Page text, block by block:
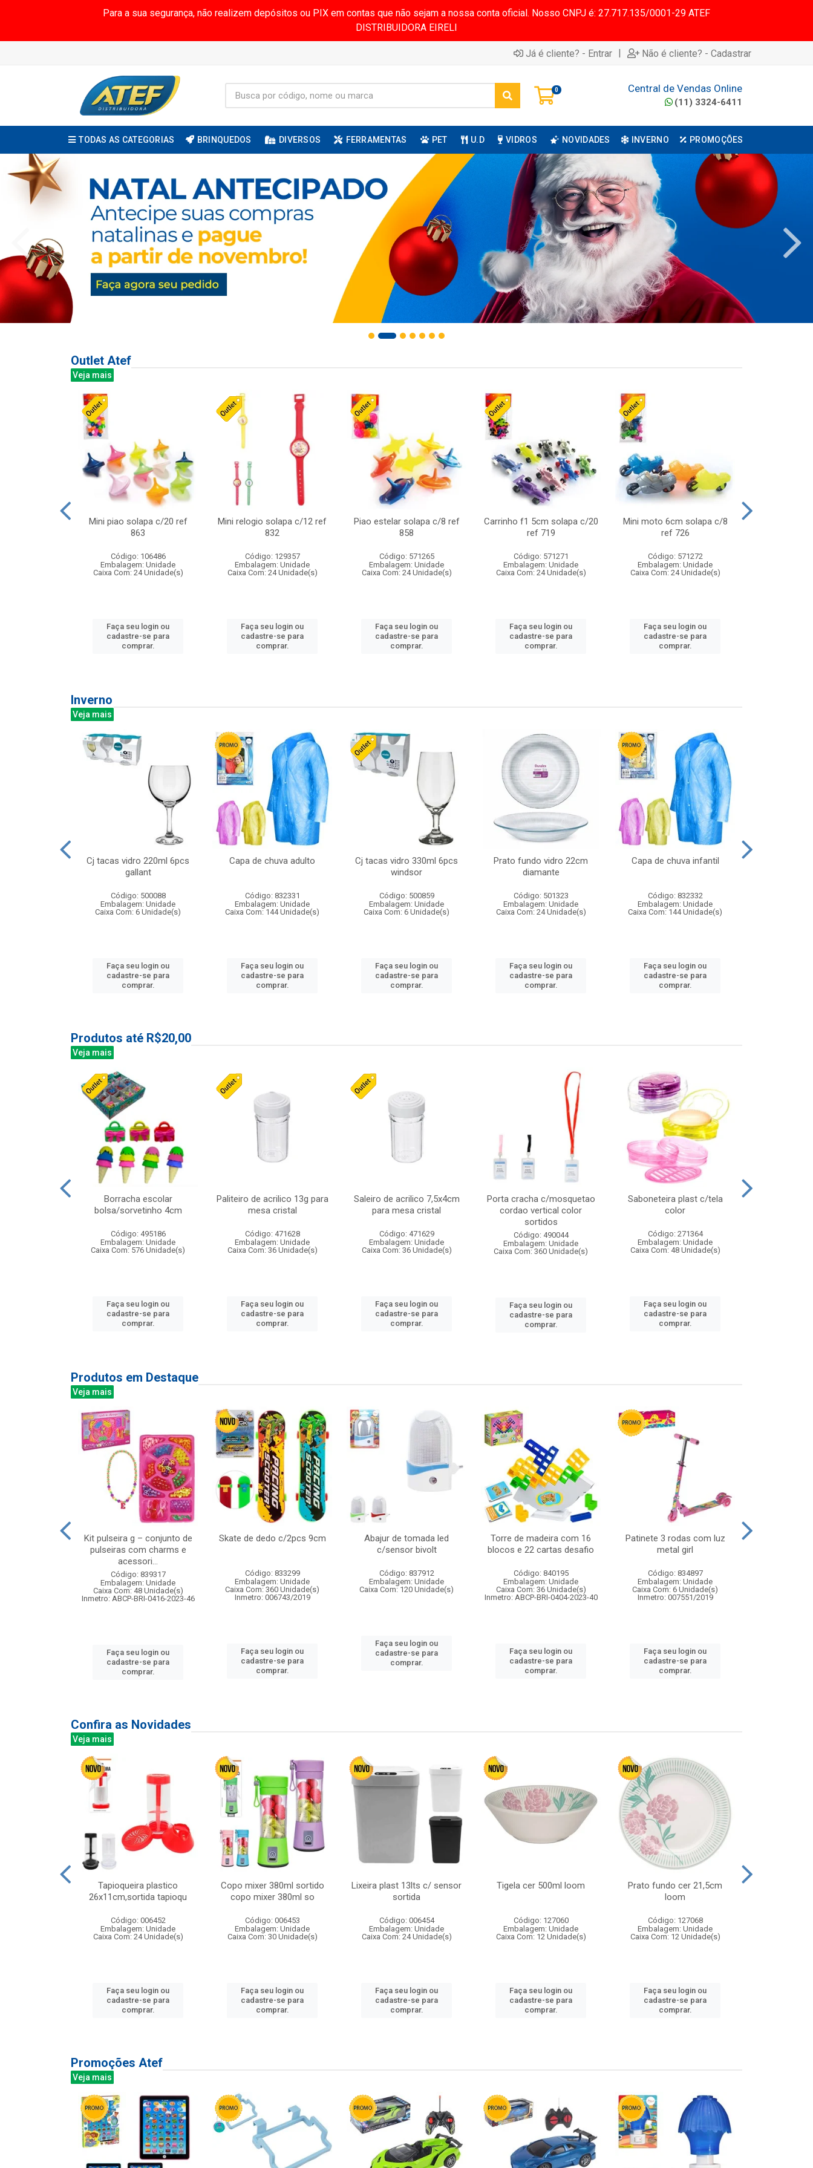
Para a sua segurança, não realizem depósitos ou PIX em contas que não sejam a nossa conta oficial. Nosso CNPJ é: 27.717.135/0001-29 ATEF
DISTRIBUIDORA EIRELI
Já é cliente? - Entrar | Não é cliente? - Cadastrar
0 Central de Vendas Online
(11) 3324-6411
TODAS AS CATEGORIAS BRINQUEDOS DIVERSOS FERRAMENTAS PET U.D VIDROS NOVIDADES INVERNO PROMOÇÕES
Outlet Atef
Veja mais
Mini piao solapa c/20 ref
863
Código: 106486
Embalagem: Unidade
Caixa Com: 24 Unidade(s)
Faça seu login ou
cadastre-se para
comprar.
Mini relogio solapa c/12 ref
832
Código: 129357
Embalagem: Unidade
Caixa Com: 24 Unidade(s)
Faça seu login ou
cadastre-se para
comprar.
Piao estelar solapa c/8 ref
858
Código: 571265
Embalagem: Unidade
Caixa Com: 24 Unidade(s)
Faça seu login ou
cadastre-se para
comprar.
Carrinho f1 5cm solapa c/20
ref 719
Código: 571271
Embalagem: Unidade
Caixa Com: 24 Unidade(s)
Faça seu login ou
cadastre-se para
comprar.
Mini moto 6cm solapa c/8
ref 726
Código: 571272
Embalagem: Unidade
Caixa Com: 24 Unidade(s)
Faça seu login ou
cadastre-se para
comprar.
Inverno
Veja mais
Cj tacas vidro 220ml 6pcs
gallant
Código: 500088
Embalagem: Unidade
Caixa Com: 6 Unidade(s)
Faça seu login ou
cadastre-se para
comprar.
Capa de chuva adulto
Código: 832331
Embalagem: Unidade
Caixa Com: 144 Unidade(s)
Faça seu login ou
cadastre-se para
comprar.
Cj tacas vidro 330ml 6pcs
windsor
Código: 500859
Embalagem: Unidade
Caixa Com: 6 Unidade(s)
Faça seu login ou
cadastre-se para
comprar.
Prato fundo vidro 22cm
diamante
Código: 501323
Embalagem: Unidade
Caixa Com: 24 Unidade(s)
Faça seu login ou
cadastre-se para
comprar.
Capa de chuva infantil
Código: 832332
Embalagem: Unidade
Caixa Com: 144 Unidade(s)
Faça seu login ou
cadastre-se para
comprar.
Produtos até R$20,00
Veja mais
Borracha escolar
bolsa/sorvetinho 4cm
Código: 495186
Embalagem: Unidade
Caixa Com: 576 Unidade(s)
Faça seu login ou
cadastre-se para
comprar.
Paliteiro de acrilico 13g para
mesa cristal
Código: 471628
Embalagem: Unidade
Caixa Com: 36 Unidade(s)
Faça seu login ou
cadastre-se para
comprar.
Saleiro de acrilico 7,5x4cm
para mesa cristal
Código: 471629
Embalagem: Unidade
Caixa Com: 36 Unidade(s)
Faça seu login ou
cadastre-se para
comprar.
Porta cracha c/mosquetao
cordao vertical color
sortidos
Código: 490044
Embalagem: Unidade
Caixa Com: 360 Unidade(s)
Faça seu login ou
cadastre-se para
comprar.
Saboneteira plast c/tela
color
Código: 271364
Embalagem: Unidade
Caixa Com: 48 Unidade(s)
Faça seu login ou
cadastre-se para
comprar.
Produtos em Destaque
Veja mais
Kit pulseira g – conjunto de
pulseiras com charms e
acessori...
Código: 839317
Embalagem: Unidade
Caixa Com: 48 Unidade(s)
Inmetro: ABCP-BRI-0416-2023-46
Faça seu login ou
cadastre-se para
comprar.
Skate de dedo c/2pcs 9cm
Código: 833299
Embalagem: Unidade
Caixa Com: 360 Unidade(s)
Inmetro: 006743/2019
Faça seu login ou
cadastre-se para
comprar.
Abajur de tomada led
c/sensor bivolt
Código: 837912
Embalagem: Unidade
Caixa Com: 120 Unidade(s)
Faça seu login ou
cadastre-se para
comprar.
Torre de madeira com 16
blocos e 22 cartas desafio
Código: 840195
Embalagem: Unidade
Caixa Com: 36 Unidade(s)
Inmetro: ABCP-BRI-0404-2023-40
Faça seu login ou
cadastre-se para
comprar.
Patinete 3 rodas com luz
metal girl
Código: 834897
Embalagem: Unidade
Caixa Com: 6 Unidade(s)
Inmetro: 007551/2019
Faça seu login ou
cadastre-se para
comprar.
Confira as Novidades
Veja mais
Tapioqueira plastico
26x11cm,sortida tapioqu
Código: 006452
Embalagem: Unidade
Caixa Com: 24 Unidade(s)
Faça seu login ou
cadastre-se para
comprar.
Copo mixer 380ml sortido
copo mixer 380ml so
Código: 006453
Embalagem: Unidade
Caixa Com: 30 Unidade(s)
Faça seu login ou
cadastre-se para
comprar.
Lixeira plast 13lts c/ sensor
sortida
Código: 006454
Embalagem: Unidade
Caixa Com: 24 Unidade(s)
Faça seu login ou
cadastre-se para
comprar.
Tigela cer 500ml loom
Código: 127060
Embalagem: Unidade
Caixa Com: 12 Unidade(s)
Faça seu login ou
cadastre-se para
comprar.
Prato fundo cer 21,5cm
loom
Código: 127068
Embalagem: Unidade
Caixa Com: 12 Unidade(s)
Faça seu login ou
cadastre-se para
comprar.
Promoções Atef
Veja mais